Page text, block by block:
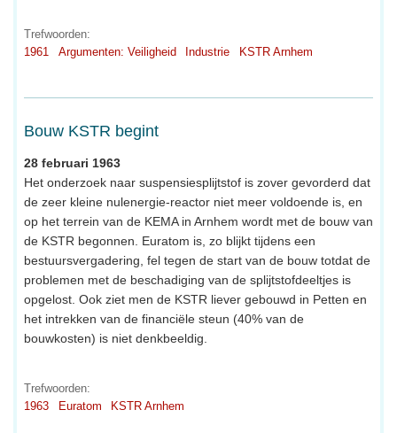
Trefwoorden:
1961
Argumenten: Veiligheid Industrie KSTR Arnhem
Bouw KSTR begint
28 februari 1963
Het onderzoek naar suspensiesplijtstof is zover gevorderd dat
de zeer kleine nulenergie-reactor niet meer voldoende is, en
op het terrein van de KEMA in Arnhem wordt met de bouw van
de KSTR begonnen. Euratom is, zo blijkt tijdens een
bestuursvergadering, fel tegen de start van de bouw totdat de
problemen met de beschadiging van de splijtstofdeeltjes is
opgelost. Ook ziet men de KSTR liever gebouwd in Petten en
het intrekken van de financiële steun (40% van de
bouwkosten) is niet denkbeeldig.
Trefwoorden:
1963
Euratom KSTR Arnhem